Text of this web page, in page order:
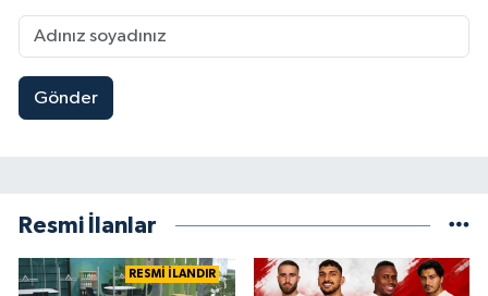
Gönder
Resmi İlanlar
RESMİ İLANDIR